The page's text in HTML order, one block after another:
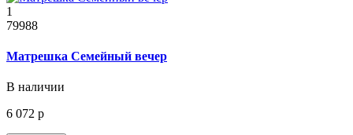
1
79988
Матрешка Семейный вечер
В наличии
6 072 р